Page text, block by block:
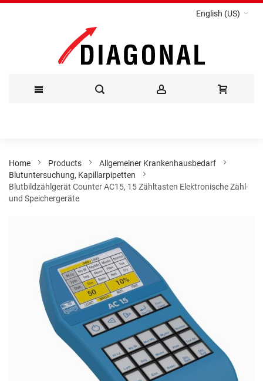
English (US)
Content
Home Products
Allgemeiner Krankenhausbedarf
Blutuntersuchung, Kapillarpipetten
Blutbildzählgerät Counter AC15, 15 Zähltasten Elektronische Zähl-
und Speichergeräte